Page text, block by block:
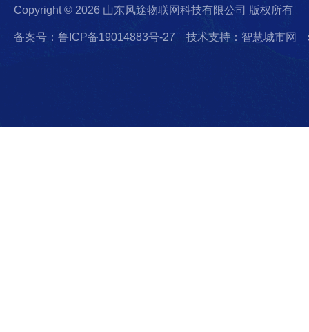
Copyright © 2026 山东风途物联网科技有限公司 版权所有
备案号：鲁ICP备19014883号-27 技术支持：智慧城市网